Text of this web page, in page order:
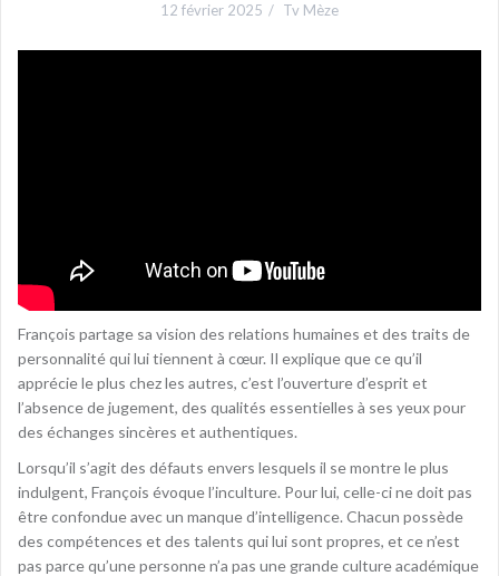
12 février 2025 Tv Mèze
François partage sa vision des relations humaines et des traits de
personnalité qui lui tiennent à cœur. Il explique que ce qu’il
apprécie le plus chez les autres, c’est l’ouverture d’esprit et
l’absence de jugement, des qualités essentielles à ses yeux pour
des échanges sincères et authentiques.
Lorsqu’il s’agit des défauts envers lesquels il se montre le plus
indulgent, François évoque l’inculture. Pour lui, celle-ci ne doit pas
être confondue avec un manque d’intelligence. Chacun possède
des compétences et des talents qui lui sont propres, et ce n’est
pas parce qu’une personne n’a pas une grande culture académique